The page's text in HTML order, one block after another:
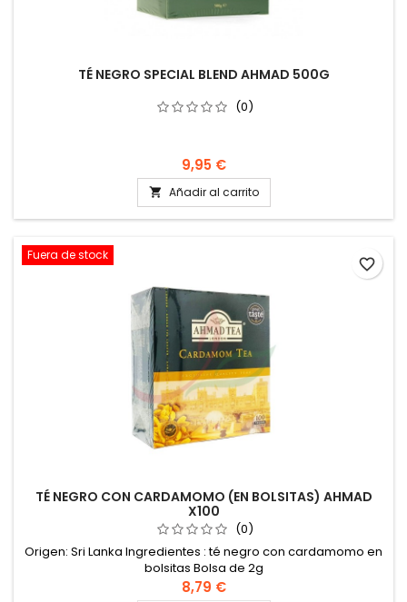
TÉ NEGRO SPECIAL BLEND AHMAD 500G
(0)
9,95 €
 Añadir al carrito
Fuera de stock
TÉ NEGRO CON CARDAMOMO (EN BOLSITAS) AHMAD
X100
(0)
Origen: Sri Lanka Ingredientes : té negro con cardamomo en
bolsitas Bolsa de 2g
8,79 €
favorite_border